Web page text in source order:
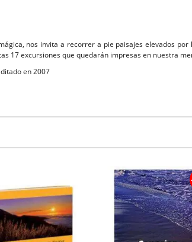
nos invita a recorrer a pie paisajes elevados
17 excursiones que quedarán impresas en nuestra
en 2007